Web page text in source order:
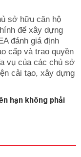
sở hữu căn hộ
để xây dựng
đánh giá định
cấp và trao quyền
vụ của các chủ sở
cải tạo, xây dựng
hạn không phải